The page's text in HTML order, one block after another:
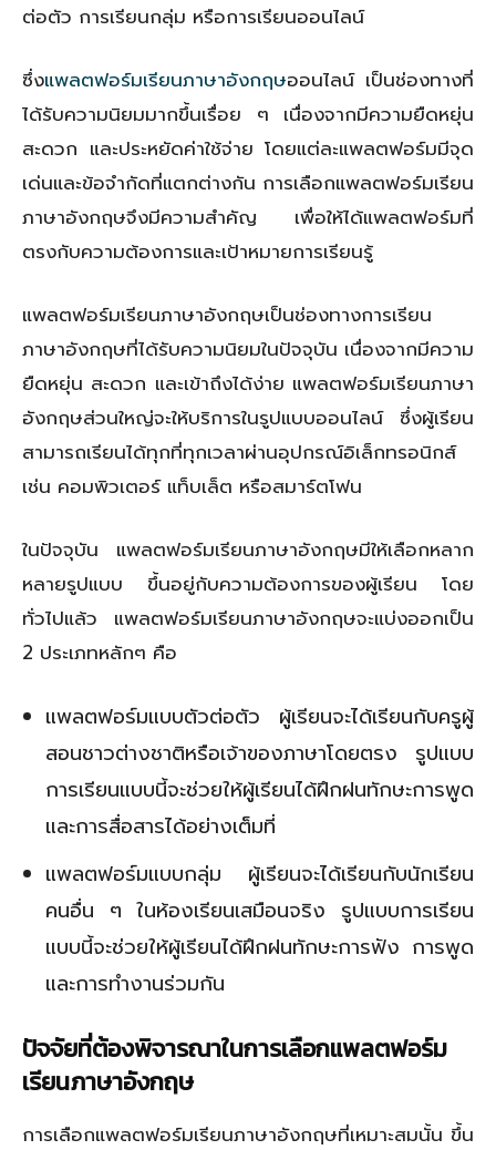
ต่อตัว การเรียนกลุ่ม หรือการเรียนออนไลน์
ซึ่งแพลตฟอร์มเรียนภาษาอังกฤษออนไลน์ เป็นช่องทางที่
ได้รับความนิยมมากขึ้นเรื่อย ๆ เนื่องจากมีความยืดหยุ่น
สะดวก และประหยัดค่าใช้จ่าย โดยแต่ละแพลตฟอร์มมีจุด
เด่นและข้อจำกัดที่แตกต่างกัน การเลือกแพลตฟอร์มเรียน
ภาษาอังกฤษจึงมีความสำคัญ เพื่อให้ได้แพลตฟอร์มที่
ตรงกับความต้องการและเป้าหมายการเรียนรู้
แพลตฟอร์มเรียนภาษาอังกฤษเป็นช่องทางการเรียน
ภาษาอังกฤษที่ได้รับความนิยมในปัจจุบัน เนื่องจากมีความ
ยืดหยุ่น สะดวก และเข้าถึงได้ง่าย แพลตฟอร์มเรียนภาษา
อังกฤษส่วนใหญ่จะให้บริการในรูปแบบออนไลน์ ซึ่งผู้เรียน
สามารถเรียนได้ทุกที่ทุกเวลาผ่านอุปกรณ์อิเล็กทรอนิกส์
เช่น คอมพิวเตอร์ แท็บเล็ต หรือสมาร์ตโฟน
ในปัจจุบัน แพลตฟอร์มเรียนภาษาอังกฤษมีให้เลือกหลาก
หลายรูปแบบ ขึ้นอยู่กับความต้องการของผู้เรียน โดย
ทั่วไปแล้ว แพลตฟอร์มเรียนภาษาอังกฤษจะแบ่งออกเป็น
2 ประเภทหลักๆ คือ
แพลตฟอร์มแบบตัวต่อตัว ผู้เรียนจะได้เรียนกับครูผู้
สอนชาวต่างชาติหรือเจ้าของภาษาโดยตรง รูปแบบ
การเรียนแบบนี้จะช่วยให้ผู้เรียนได้ฝึกฝนทักษะการพูด
และการสื่อสารได้อย่างเต็มที่
แพลตฟอร์มแบบกลุ่ม ผู้เรียนจะได้เรียนกับนักเรียน
คนอื่น ๆ ในห้องเรียนเสมือนจริง รูปแบบการเรียน
แบบนี้จะช่วยให้ผู้เรียนได้ฝึกฝนทักษะการฟัง การพูด
และการทำงานร่วมกัน
ปัจจัยที่ต้องพิจารณาในการเลือกแพลตฟอร์ม
เรียนภาษาอังกฤษ
การเลือกแพลตฟอร์มเรียนภาษาอังกฤษที่เหมาะสมนั้น ขึ้น